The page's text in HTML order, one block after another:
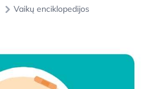
Vaikų enciklopedijos